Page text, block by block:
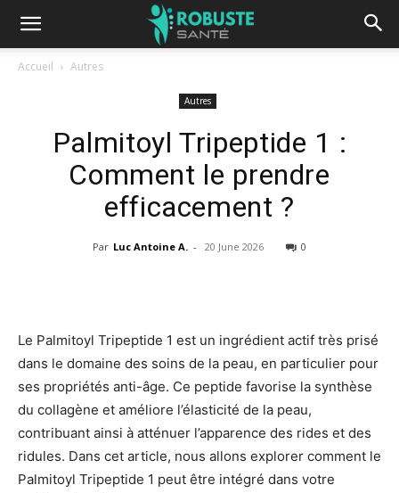
Accueil Autres
Autres
Palmitoyl Tripeptide 1 :
Comment le prendre
efficacement ?
Par Luc Antoine A. - 20 June 2026 0
Le Palmitoyl Tripeptide 1 est un ingrédient actif très prisé
dans le domaine des soins de la peau, en particulier pour
ses propriétés anti-âge. Ce peptide favorise la synthèse
du collagène et améliore l’élasticité de la peau,
contribuant ainsi à atténuer l’apparence des rides et des
ridules. Dans cet article, nous allons explorer comment le
Palmitoyl Tripeptide 1 peut être intégré dans votre